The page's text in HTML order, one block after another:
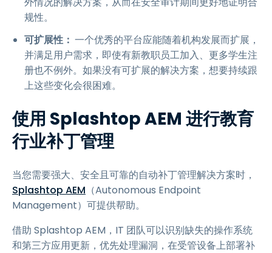
规性。
可扩展性： 一个优秀的平台应能随着机构发展而扩展，
并满足用户需求，即使有新教职员工加入、更多学生注
册也不例外。如果没有可扩展的解决方案，想要持续跟
上这些变化会很困难。
使用 Splashtop AEM 进行教育
行业补丁管理
当您需要强大、安全且可靠的自动补丁管理解决方案时，
Splashtop AEM （Autonomous Endpoint
Management）可提供帮助。
借助 Splashtop AEM，IT 团队可以识别缺失的操作系统
和第三方应用更新，优先处理漏洞，在受管设备上部署补